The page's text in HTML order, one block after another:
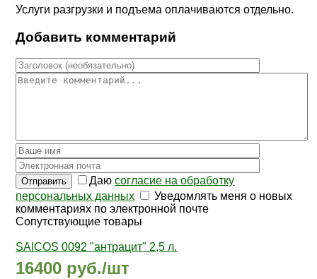
Услуги разгрузки и подъема оплачиваются отдельно.
Добавить комментарий
Отправить Даюсогласие на обработку
персональных данных
Уведомлять меня о новых
комментариях по электронной почте
Сопутствующие товары
SAICOS 0092 "антрацит" 2,5 л.
16400 руб./шт